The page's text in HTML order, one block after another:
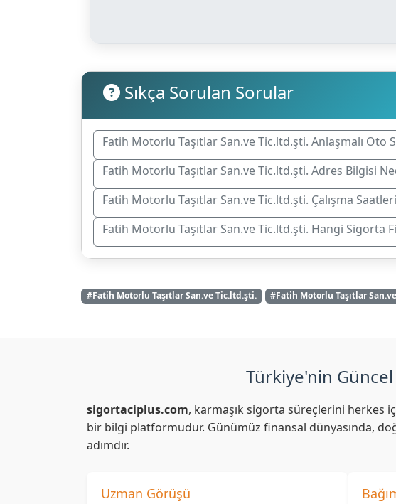
Sıkça Sorulan Sorular
Fatih Motorlu Taşıtlar San.ve Tic.ltd.şti. Anlaşmalı Oto
Fatih Motorlu Taşıtlar San.ve Tic.ltd.şti. Adres Bilgisi
Fatih Motorlu Taşıtlar San.ve Tic.ltd.şti. Çalışma
Fatih Motorlu Taşıtlar San.ve Tic.ltd.şti. Hangi Sigorta
#Fatih Motorlu Taşıtlar San.ve Tic.ltd.şti. #Fatih Motorlu Taşıtlar
Türkiye'nin Güncel
sigortaciplus.com, karmaşık sigorta süreçlerini herkes
bir bilgi platformudur. Günümüz finansal dünyasında,
adımdır.
Uzman Görüşü